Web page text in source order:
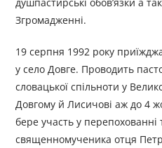
Згромадженні.
19 серпня 1992 року
у село Довге. Проводить
словацької спільноти у
Довгому й Лисичові аж до 4
бере участь у перепохованні
священномученика отця